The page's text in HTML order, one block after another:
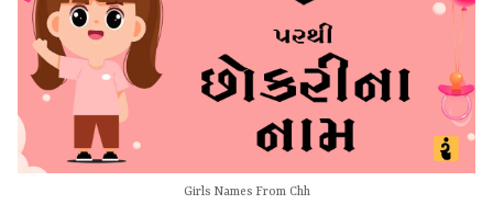
Girls Names From Chh